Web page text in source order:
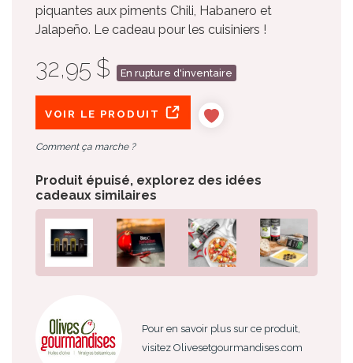
piquantes aux piments Chili, Habanero et
Jalapeño. Le cadeau pour les cuisiniers !
32,95 $ En rupture d'inventaire
VOIR LE PRODUIT
Comment ça marche ?
Produit épuisé, explorez des idées
cadeaux similaires
Pour en savoir plus sur ce produit,
visitez Olivesetgourmandises.com